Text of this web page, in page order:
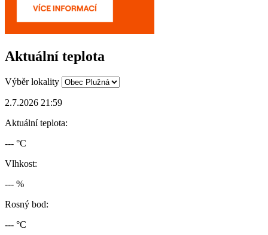
Aktuální teplota
Výběr lokality
2.7.2026 21:59
Aktuální teplota:
--- °C
Vlhkost:
--- %
Rosný bod:
--- °C